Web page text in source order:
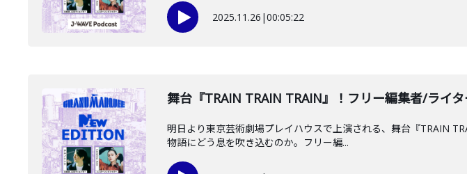
2025.11.26 |00:05:22
舞台『TRAIN TRAIN TRAIN』！フリー編集者/ライ
明日より東京芸術劇場プレイハウスで上演される、舞台『TRAIN
物語にどう息を吹き込むのか。フリー編...